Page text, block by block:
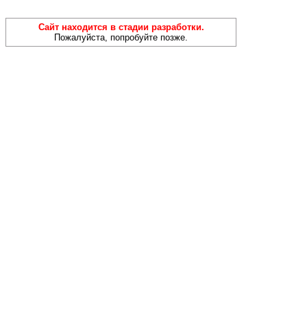
Сайт находится в стадии разработки.
Пожалуйста, попробуйте позже.